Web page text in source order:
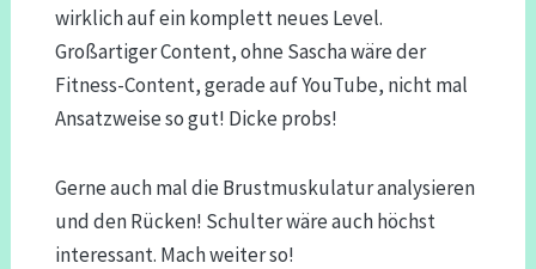
wirklich auf ein komplett neues Level.
Großartiger Content, ohne Sascha wäre der
Fitness-Content, gerade auf YouTube, nicht mal
Ansatzweise so gut! Dicke probs!
Gerne auch mal die Brustmuskulatur analysieren
und den Rücken! Schulter wäre auch höchst
interessant. Mach weiter so!